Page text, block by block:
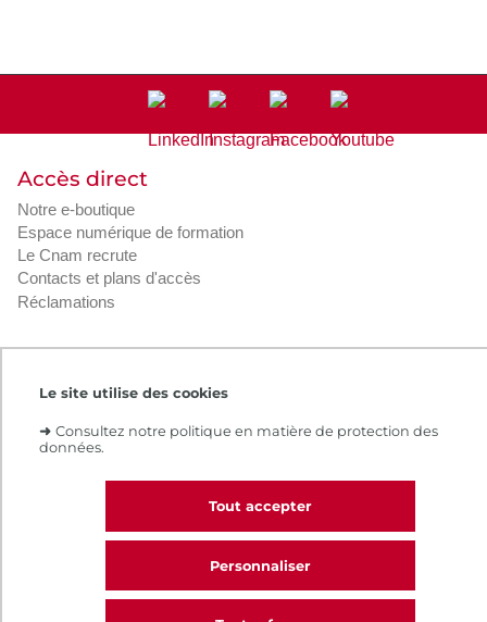
Le site utilise des cookies
➜ Consultez notre politique en matière de protection des
données.
Tout accepter
Personnaliser
Accès direct
Notre e-boutique
Espace numérique de formation
Le Cnam recrute
Contacts et plans d'accès
Réclamations
Intranet Contacts et plans d'accès
Règlement intérieur
Infos légales